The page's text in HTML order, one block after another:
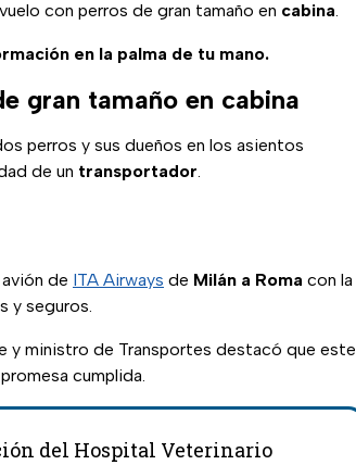
con perros de gran tamaño en cabina.
en la palma de tu mano.
gran tamaño en cabina
perros y sus dueños en los asientos
de un transportador.
de ITA Airways de Milán a Roma con la
y seguros.
y ministro de Transportes destacó que este
cumplida.
del Hospital Veterinario